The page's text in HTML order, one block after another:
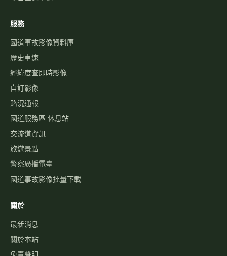
服務
國道事故影像資料庫
歷史車速
經緯度查即時影像
自訂影像
路況通報
國道服務區 休息站
交流道資訊
旅遊景點
警察廣播電臺
國道事故影像批量下載
關於
最新消息
關於本站